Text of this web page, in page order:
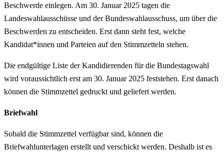
Beschwerde einlegen. Am 30. Januar 2025 tagen die
Landeswahlausschüsse und der Bundeswahlausschuss, um über die
Beschwerden zu entscheiden. Erst dann steht fest, welche
Kandidat*innen und Parteien auf den Stimmzetteln stehen.
Die endgültige Liste der Kandidierenden für die Bundestagswahl
wird voraussichtlich erst am 30. Januar 2025 feststehen. Erst danach
können die Stimmzettel gedruckt und geliefert werden.
Briefwahl
Sobald die Stimmzettel verfügbar sind, können die
Briefwahlunterlagen erstellt und verschickt werden. Deshalb ist es